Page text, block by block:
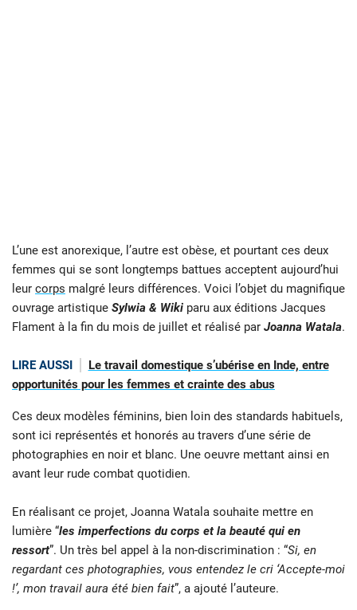
L’une est anorexique, l’autre est obèse, et pourtant ces deux
femmes qui se sont longtemps battues acceptent aujourd’hui
leur corps malgré leurs différences. Voici l’objet du magnifique
ouvrage artistique Sylwia & Wiki paru aux éditions Jacques
Flament à la fin du mois de juillet et réalisé par Joanna Watala.
LIRE AUSSI
Le travail domestique s’ubérise en Inde, entre
opportunités pour les femmes et crainte des abus
Ces deux modèles féminins, bien loin des standards habituels,
sont ici représentés et honorés au travers d’une série de
photographies en noir et blanc. Une oeuvre mettant ainsi en
avant leur rude combat quotidien.
En réalisant ce projet, Joanna Watala souhaite mettre en
lumière “les imperfections du corps et la beauté qui en
ressort”. Un très bel appel à la non-discrimination : “Si, en
regardant ces photographies, vous entendez le cri ‘Accepte-moi
!’, mon travail aura été bien fait”, a ajouté l’auteure.